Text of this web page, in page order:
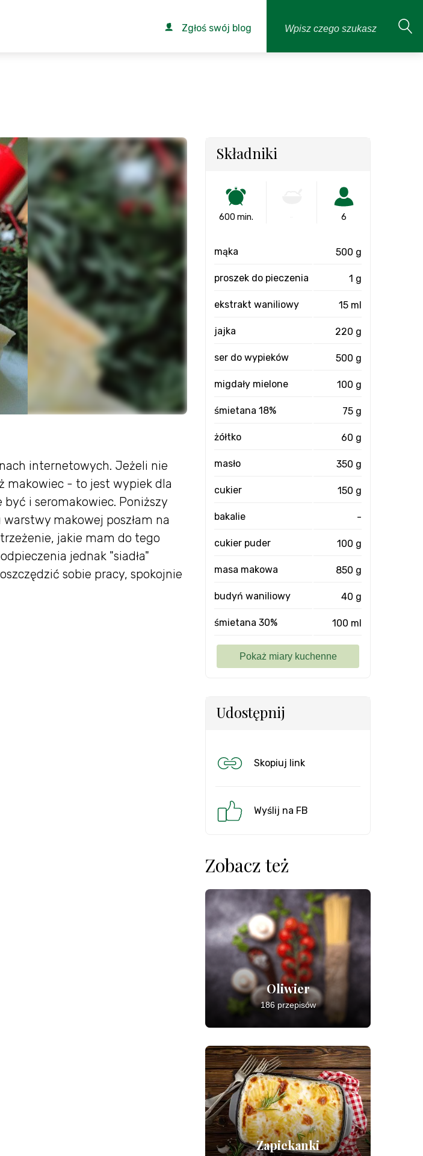
Zgłoś swój blog
internetowych. Jeżeli nie
makowiec - to jest wypiek dla
i seromakowiec. Poniższy
makowej poszłam na
jakie mam do tego
jednak "siadła"
sobie pracy, spokojnie
Składniki
600 min. 6
mąka 500 g
proszek do pieczenia 1 g
ekstrakt waniliowy 15 ml
jajka 220 g
ser do wypieków 500 g
migdały mielone 100 g
śmietana 18% 75 g
żółtko 60 g
masło 350 g
cukier 150 g
bakalie -
cukier puder 100 g
masa makowa 850 g
budyń waniliowy 40 g
śmietana 30% 100 ml
Udostępnij
Skopiuj link
Wyślij na FB
Zobacz też
Oliwier
186 przepisów
Zapiekanki